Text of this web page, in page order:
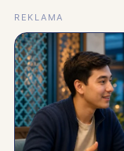
REKLAMA